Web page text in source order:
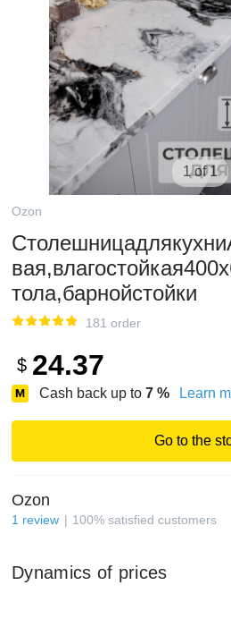
1 of 1
Ozon
тола,барнойстойки
181 order
$ 24.37
Cash back up to 7 % Learn
Go to the
Ozon
1 review 100% satisfied customers
Dynamics of prices